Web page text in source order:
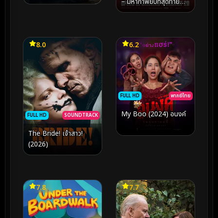
แผนล่าทรยศ
แห่งอุดมการณ์ และหยด
FULL HD SOUNDTRACK
8.0
The Bride! เจ้าสาว!
(2026)
FULL HD พากย์ไทย
6.2
My Boo (2024) อนงค์
7.8 7.7